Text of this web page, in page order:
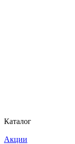
Каталог
Акции